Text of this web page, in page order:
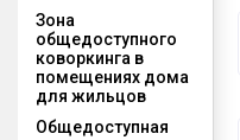
Зона
общедоступного
коворкинга в
помещениях дома
для жильцов
Общедоступная